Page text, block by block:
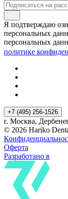
Я подтверждаю
персональных
персональных
политике
+7 (495) 256-1526
г. Москва,
© 2026 Hariko
Оферта
Разработано в